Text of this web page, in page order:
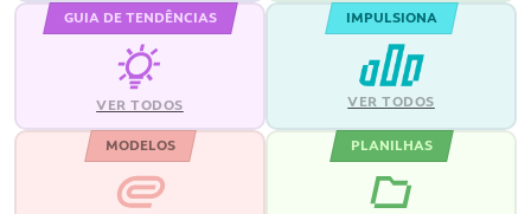
GUIA DE TENDÊNCIAS
VER TODOS
IMPULSIONA
VER TODOS
MODELOS PLANILHAS